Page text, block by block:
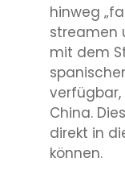
hinweg
streamen
mit dem
China.
direkt in
können.